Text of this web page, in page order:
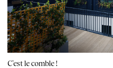
C'est le comble !